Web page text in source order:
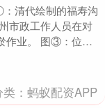
清代绘制的福寿沟
市政工作人员在对
作业。 图③：位于
类：蚂蚁配资APP